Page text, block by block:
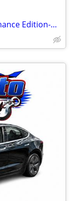
2021 Ford Mustang Mach-E GT Performance Edition-Warranty!